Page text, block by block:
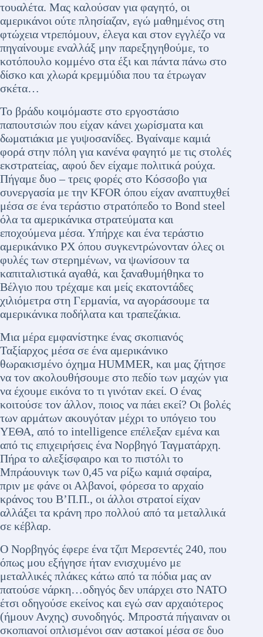
τουαλέτα. Μας καλούσαν για φαγητό, οι
αμερικάνοι ούτε πλησίαζαν, εγώ μαθημένος στη
φτώχεια ντρεπόμουν, έλεγα και στον εγγλέζο να
πηγαίνουμε εναλλάξ μην παρεξηγηθούμε, το
κοτόπουλο κομμένο στα έξι και πάντα πάνω στο
δίσκο και χλωρά κρεμμύδια που τα έτρωγαν
σκέτα…
Το βράδυ κοιμόμαστε στο εργοστάσιο
παπουτσιών που είχαν κάνει χωρίσματα και
δωματιάκια με γυψοσανίδες. Βγαίναμε καμιά
φορά στην πόλη για κανένα φαγητό με τις στολές
εκστρατείας, αφού δεν είχαμε πολιτικά ρούχα.
Πήγαμε δυο – τρεις φορές στο Κόσσοβο για
συνεργασία με την KFOR όπου είχαν αναπτυχθεί
μέσα σε ένα τεράστιο στρατόπεδο το Bond steel
όλα τα αμερικάνικα στρατεύματα και
εποχούμενα μέσα. Υπήρχε και ένα τεράστιο
αμερικάνικο PX όπου συγκεντρώνονταν όλες οι
φυλές των στερημένων, να ψωνίσουν τα
καπιταλιστικά αγαθά, και ξαναθυμήθηκα το
Βέλγιο που τρέχαμε και μείς εκατοντάδες
χιλιόμετρα στη Γερμανία, να αγοράσουμε τα
αμερικάνικα ποδήλατα και τραπεζάκια.
Μια μέρα εμφανίστηκε ένας σκοπιανός
Ταξίαρχος μέσα σε ένα αμερικάνικο
θωρακισμένο όχημα HUMMER, και μας ζήτησε
να τον ακολουθήσουμε στο πεδίο των μαχών για
να έχουμε εικόνα το τι γινόταν εκεί. Ο ένας
κοιτούσε τον άλλον, ποιος να πάει εκεί? Οι βολές
των αρμάτων ακουγόταν μέχρι το υπόγειο του
ΥΕΘΑ, από το intelligence επέλεξαν εμένα και
από τις επιχειρήσεις ένα Νορβηγό Ταγματάρχη.
Πήρα το αλεξίσφαιρο και το πιστόλι το
Μπράουνιγκ των 0,45 να ρίξω καμιά σφαίρα,
πριν με φάνε οι Αλβανοί, φόρεσα το αρχαίο
κράνος του Β’Π.Π., οι άλλοι στρατοί είχαν
αλλάξει τα κράνη προ πολλού από τα μεταλλικά
σε κέβλαρ.
Ο Νορβηγός έφερε ένα τζιπ Μερσεντές 240, που
όπως μου εξήγησε ήταν ενισχυμένο με
μεταλλικές πλάκες κάτω από τα πόδια μας αν
πατούσε νάρκη…οδηγός δεν υπάρχει στο ΝΑΤΟ
έτσι οδηγούσε εκείνος και εγώ σαν αρχαιότερος
(ήμουν Ανχης) συνοδηγός. Μπροστά πήγαιναν οι
σκοπιανοί οπλισμένοι σαν αστακοί μέσα σε δυο